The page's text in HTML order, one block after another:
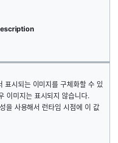
시되는 이미지를 구체화할 수 있
이미지는 표시되지 않습니다.
을 사용해서 런타임 시점에 이 값